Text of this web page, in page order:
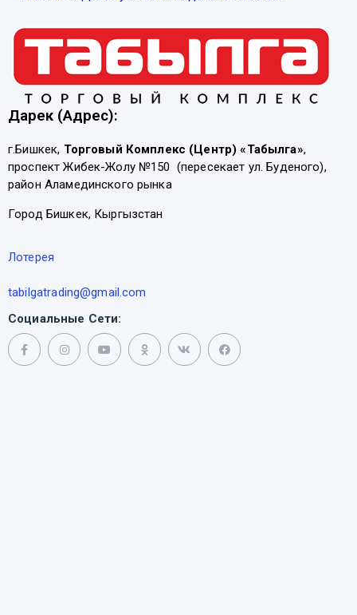
Дарек (Адрес):
г.Бишкек, Торговый Комплекс (Центр) «Табылга»,
проспект Жибек-Жолу №150 (пересекает ул. Буденого),
район Аламединского рынка
Город Бишкек, Кыргызстан
Лотерея
tabilgatrading@gmail.com
Социальные Сети: